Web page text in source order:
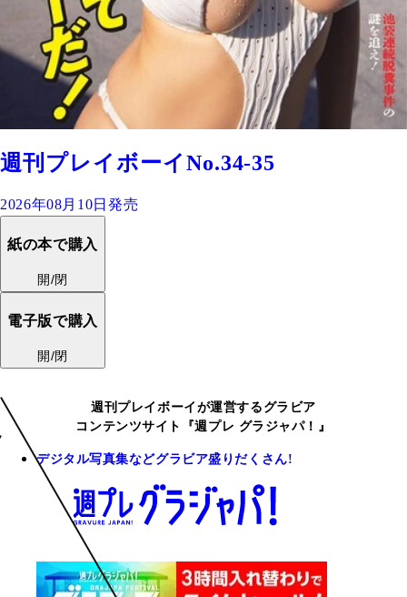
週刊プレイボーイNo.34-35
2026年08月10日発売
紙の本で購入
開/閉
電子版で購入
開/閉
週刊プレイボーイが運営するグラビア
コンテンツサイト『週プレ グラジャパ！』
デジタル写真集などグラビア盛りだくさん!